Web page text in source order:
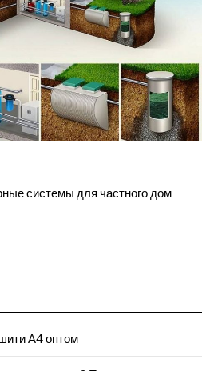
системы для частного дом
А4 оптом